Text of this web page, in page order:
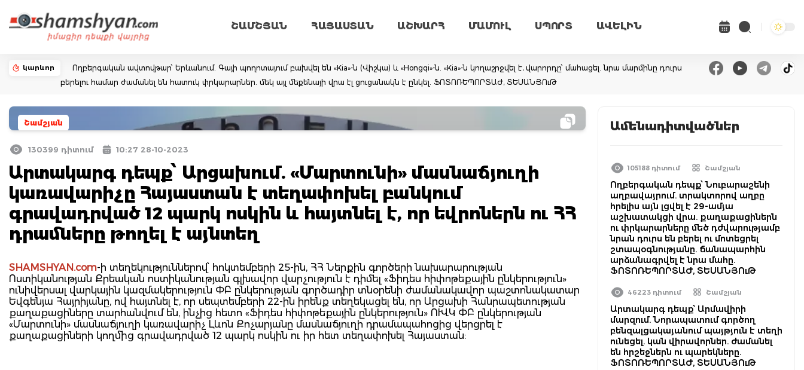
ՇԱՄՇՅԱՆ ՀԱՅԱՍՏԱՆ ԱՇԽԱՐՀ ՄԱՄՈՒԼ ՍՊՈՐՏ ԱՎԵԼԻՆ
կարևոր
Ողբերգական ավտովթար՝ Երևանում. Գայի պողոտայում բախվել են «Kia»-ն (Վիշկա) և «Hongqi»-ն. «Kia»-ն կողաշրջվել է, վարորդը՝ մահացել. նրա մարմինը դուրս
բերելու համար ժամանել են հատուկ փրկարարներ. մեկ այլ մեքենայի վրա էլ ցուցանակն է ընկել. ՖՈՏՈՌԵՊՈՐՏԱԺ, ՏԵՍԱՆՅՈւԹ
Շամշյան
130399 դիտում 10:27 28-10-2023
Արտակարգ դեպք՝ Արցախում. «Մարտունի» մասնաճյուղի
կառավարիչը Հայաստան է տեղափոխել բանկում
գրավադրված 12 պարկ ոսկին և հայտնել է, որ եվրոներն ու ՀՀ
դրամները թողել է այնտեղ
SHAMSHYAN.com-ի տեղեկություններով՝ հոկտեմբերի 25-ին, ՀՀ Ներքին գործերի նախարարության
Ոստիկանության Քրեական ոստիկանության գլխավոր վարչություն է դիմել «Ֆիդես հիփոթեքային ընկերություն»
ունիվերսալ վարկային կազմակերություն ՓԲ ընկերության գործադիր տնօրենի ժամանակավոր պաշտոնակատար
Եվգենյա Հայրիյանը, ով հայտնել է, որ սեպտեմբերի 22-ին իրենք տեղեկացել են, որ Արցախի Հանրապետության
քաղաքացիները տարհանվում են, ինչից հետո «Ֆիդես հիփոթեքային ընկերություն» ՈՒՎԿ ՓԲ ընկերության
«Մարտունի» մասնաճյուղի կառավարիչ Լևոն Քոչարյանը մասնաճյուղի դրամապահոցից վերցրել է
քաղաքացիների կողմից գրավադրված 12 պարկ ոսկին ու իր հետ տեղափոխել Հայաստան:
Ամենադիտվածներ
105188 դիտում Շամշյան
Ողբերգական դեպք՝ Նուբարաշենի
աղբավայրում. տրակտորով աղբը
հրելիս այն լցվել է 29-ամյա
աշխատակցի վրա. քաղաքացիներն
ու փրկարարները մեծ դժվարությամբ
նրան դուրս են բերել ու մոտեցրել
շտապօգնությանը. ճանապարհին
արձանագրվել է նրա մահը.
ՖՈՏՈՌԵՊՈՐՏԱԺ, ՏԵՍԱՆՅՈւԹ
46223 դիտում Շամշյան
Արտակարգ դեպք՝ Արմավիրի
մարզում. Նորապատում գործող
բենզալցակայանում պայթյուն է տեղի
ունեցել. կան վիրավորներ. ժամանել
են հրշեջներն ու պարեկները.
ՖՈՏՈՌԵՊՈՐՏԱԺ, ՏԵՍԱՆՅՈւԹ